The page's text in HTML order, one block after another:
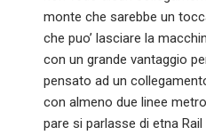
monte che sarebbe un
che puo’ lasciare la
con un grande vantaggio
pensato ad un
con almeno due linee
pare si parlasse di etna